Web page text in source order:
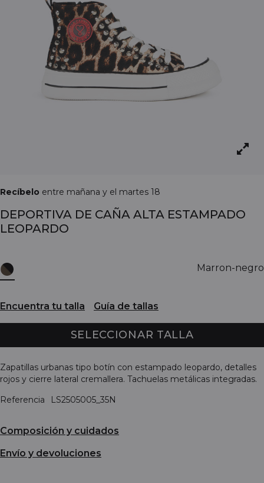
Recíbelo entre mañana y el martes 18
DEPORTIVA DE CAÑA ALTA ESTAMPADO
LEOPARDO
Marron-negro
Encuentra tu talla Guía de tallas
SELECCIONAR TALLA
Zapatillas urbanas tipo botín con estampado leopardo, detalles
rojos y cierre lateral cremallera. Tachuelas metálicas integradas.
Referencia
LS2505005_35N
Composición y cuidados
Envío y devoluciones